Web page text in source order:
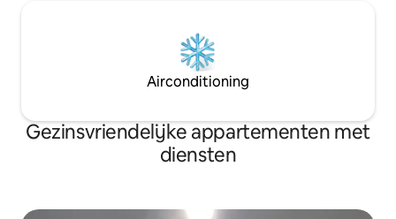
Airconditioning
Gezinsvriendelijke appartementen met
diensten